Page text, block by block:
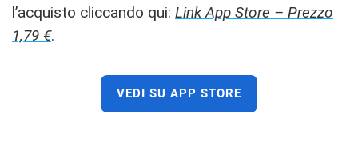
l’acquisto cliccando qui: Link App Store – Prezzo
1,79 €.
VEDI SU APP STORE